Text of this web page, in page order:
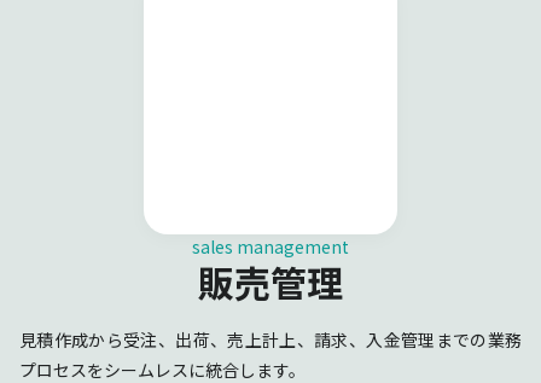
sales management
販売管理
見積作成から受注、出荷、売上計上、請求、入金管理までの業務
プロセスをシームレスに統合します。